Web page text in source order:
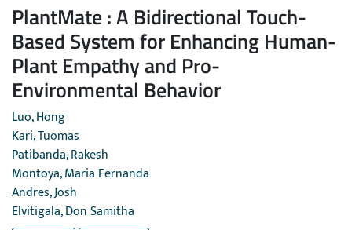
PlantMate : A Bidirectional Touch-
Based System for Enhancing Human-
Plant Empathy and Pro-
Environmental Behavior
Luo, Hong
Kari, Tuomas
Patibanda, Rakesh
Montoya, Maria Fernanda
Andres, Josh
Elvitigala, Don Samitha